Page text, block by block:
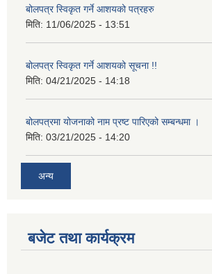
बोलपत्र स्विकृत गर्ने आशयको पत्रहरु
मिति: 11/06/2025 - 13:51
बोलपत्र स्विकृत गर्ने आशयको सूचना !!
मिति: 04/21/2025 - 14:18
बोलपत्रमा योजनाको नाम प्रष्ट पारिएको सम्बन्धमा ।
मिति: 03/21/2025 - 14:20
अन्य
बजेट तथा कार्यक्रम